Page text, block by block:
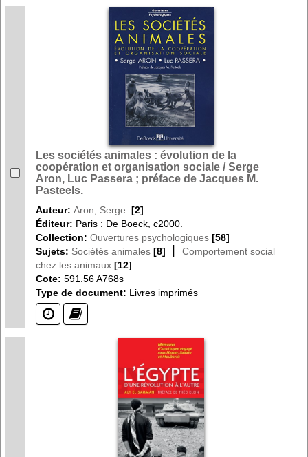
Les sociétés animales : évolution de la
coopération et organisation sociale / Serge
Aron, Luc Passera ; préface de Jacques M.
Pasteels.
Auteur: Aron, Serge. [2]
Éditeur: Paris : De Boeck, c2000.
Collection: Ouvertures psychologiques [58]
Sujets: Sociétés animales [8]
Comportement social
chez les animaux [12]
Cote: 591.56 A768s
Type de document: Livres imprimés
(?) (?)